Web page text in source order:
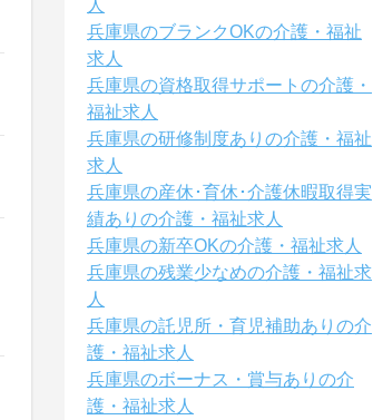
人
兵庫県のブランクOKの介護・福祉
求人
兵庫県の資格取得サポートの介護・
福祉求人
兵庫県の研修制度ありの介護・福祉
求人
兵庫県の産休･育休･介護休暇取得実
績ありの介護・福祉求人
兵庫県の新卒OKの介護・福祉求人
兵庫県の残業少なめの介護・福祉求
人
兵庫県の託児所・育児補助ありの介
護・福祉求人
兵庫県のボーナス・賞与ありの介
護・福祉求人